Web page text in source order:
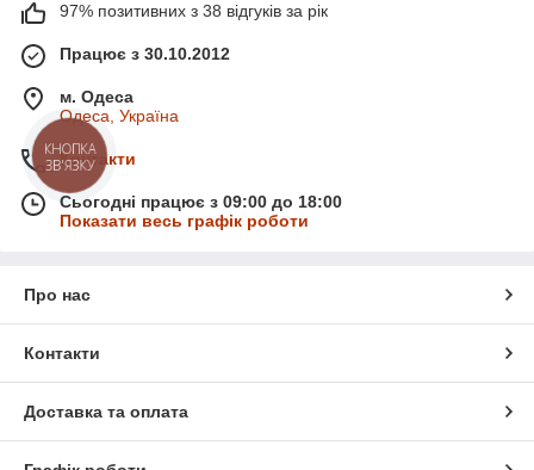
97% позитивних з 38 відгуків за рік
Працює з 30.10.2012
м. Одеса
Одеса, Україна
Контакти
Сьогодні працює з 09:00 до 18:00
Показати весь графік роботи
Про нас
Контакти
Доставка та оплата
КНОПКА
ЗВ'ЯЗКУ